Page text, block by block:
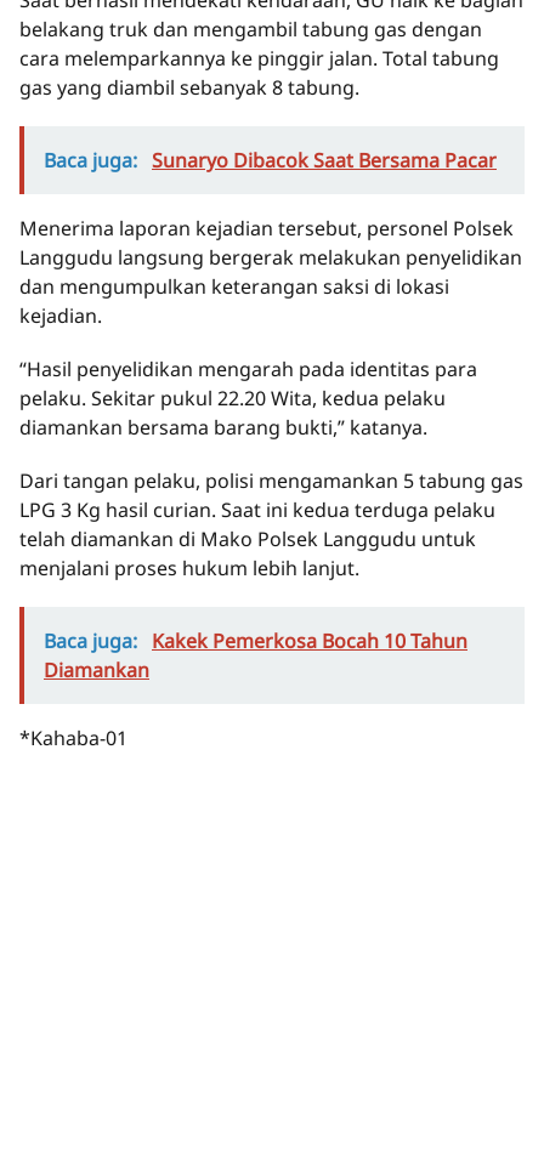
belakang truk dan mengambil tabung gas dengan
cara melemparkannya ke pinggir jalan. Total tabung
gas yang diambil sebanyak 8 tabung.
Baca juga: Sunaryo Dibacok Saat Bersama Pacar
Menerima laporan kejadian tersebut, personel Polsek
Langgudu langsung bergerak melakukan penyelidikan
dan mengumpulkan keterangan saksi di lokasi
kejadian.
“Hasil penyelidikan mengarah pada identitas para
pelaku. Sekitar pukul 22.20 Wita, kedua pelaku
diamankan bersama barang bukti,” katanya.
Dari tangan pelaku, polisi mengamankan 5 tabung gas
LPG 3 Kg hasil curian. Saat ini kedua terduga pelaku
telah diamankan di Mako Polsek Langgudu untuk
menjalani proses hukum lebih lanjut.
Baca juga: Kakek Pemerkosa Bocah 10 Tahun
Diamankan
*Kahaba-01